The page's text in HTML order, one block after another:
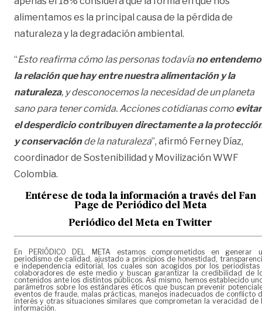
alimentamos es la principal causa de la pérdida de
naturaleza y la degradación ambiental.
“Esto reafirma cómo las personas todavíano
la relación que hay entre nuestra alimentación y la
naturaleza, y desconocemos la necesidad de un planeta
sano para tener comida. Acciones cotidianas como evitar
el desperdicio contribuyen directamente a la
y conservaciónde la naturaleza”, afirmó Ferney Díaz,
coordinador de Sostenibilidad y Movilización WWF
Colombia.
Entérese de toda la información a través del Fan
Page de Periódico del Meta
Periódico del Meta en Twitter
En PERIÓDICO DEL META estamos comprometidos en generar
periodismo de calidad, ajustado a principios de honestidad,
e independencia editorial, los cuales son acogidos por los periodistas
colaboradores de este medio y buscan garantizar la credibilidad de
contenidos ante los distintos públicos. Así mismo, hemos establecido
parámetros sobre los estándares éticos que buscan prevenir
eventos de fraude, malas prácticas, manejos inadecuados de conflicto
interés y otras situaciones similares que comprometan la veracidad de
información.